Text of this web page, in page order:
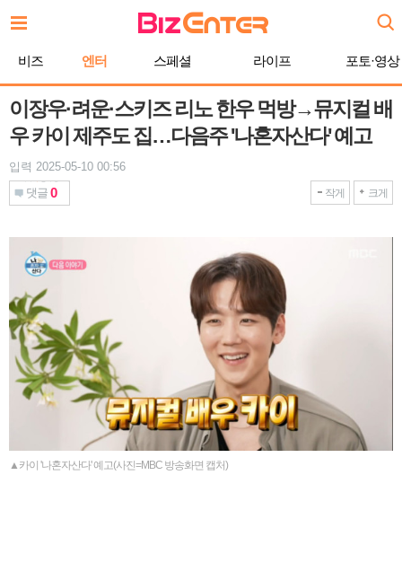
문
비즈 엔터 스페셜 라이프 포토·영상
이장우·려운·스키즈 리노 한우 먹방→뮤지컬 배
우 카이 제주도 집…다음주 '나혼자산다' 예고
입력 2025-05-10 00:56
댓글 0 작게 크게
▲카이 '나혼자산다' 예고(사진=MBC 방송화면 캡처)